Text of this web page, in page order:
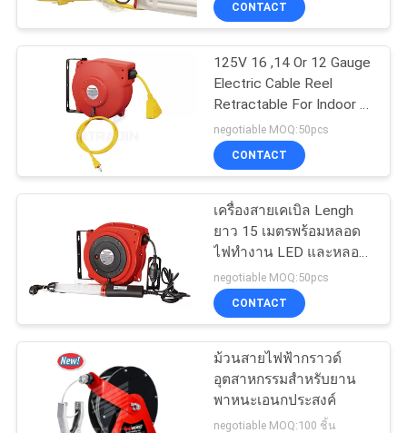
ใบ
แผนผัง
เว็บไซต์
POLICY
CONTACT
125V 16 ,14 Or 12 Gauge
Electric Cable Reel
Retractable For Indoor /
Outdoor
negotiable MOQ:50pcs
CONTACT
เครื่องสายเคเบิล Lengh
ยาว 15 เมตรพร้อมหลอด
ไฟทำงาน LED และหลอด
ฟลูออเรสเซนต์
negotiable MOQ:50pcs
CONTACT
ม้วนสายไฟฟ้ากราวด์
อุตสาหกรรมสำหรับยาน
พาหนะเอนกประสงค์
negotiable MOQ:100 ชิ้น